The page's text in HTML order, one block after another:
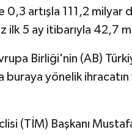
0,3 artışla 111,2
ilk 5 ay itibarıyla 42,7
Birliği'nin (AB)
yönelik
(TİM) Başkanı